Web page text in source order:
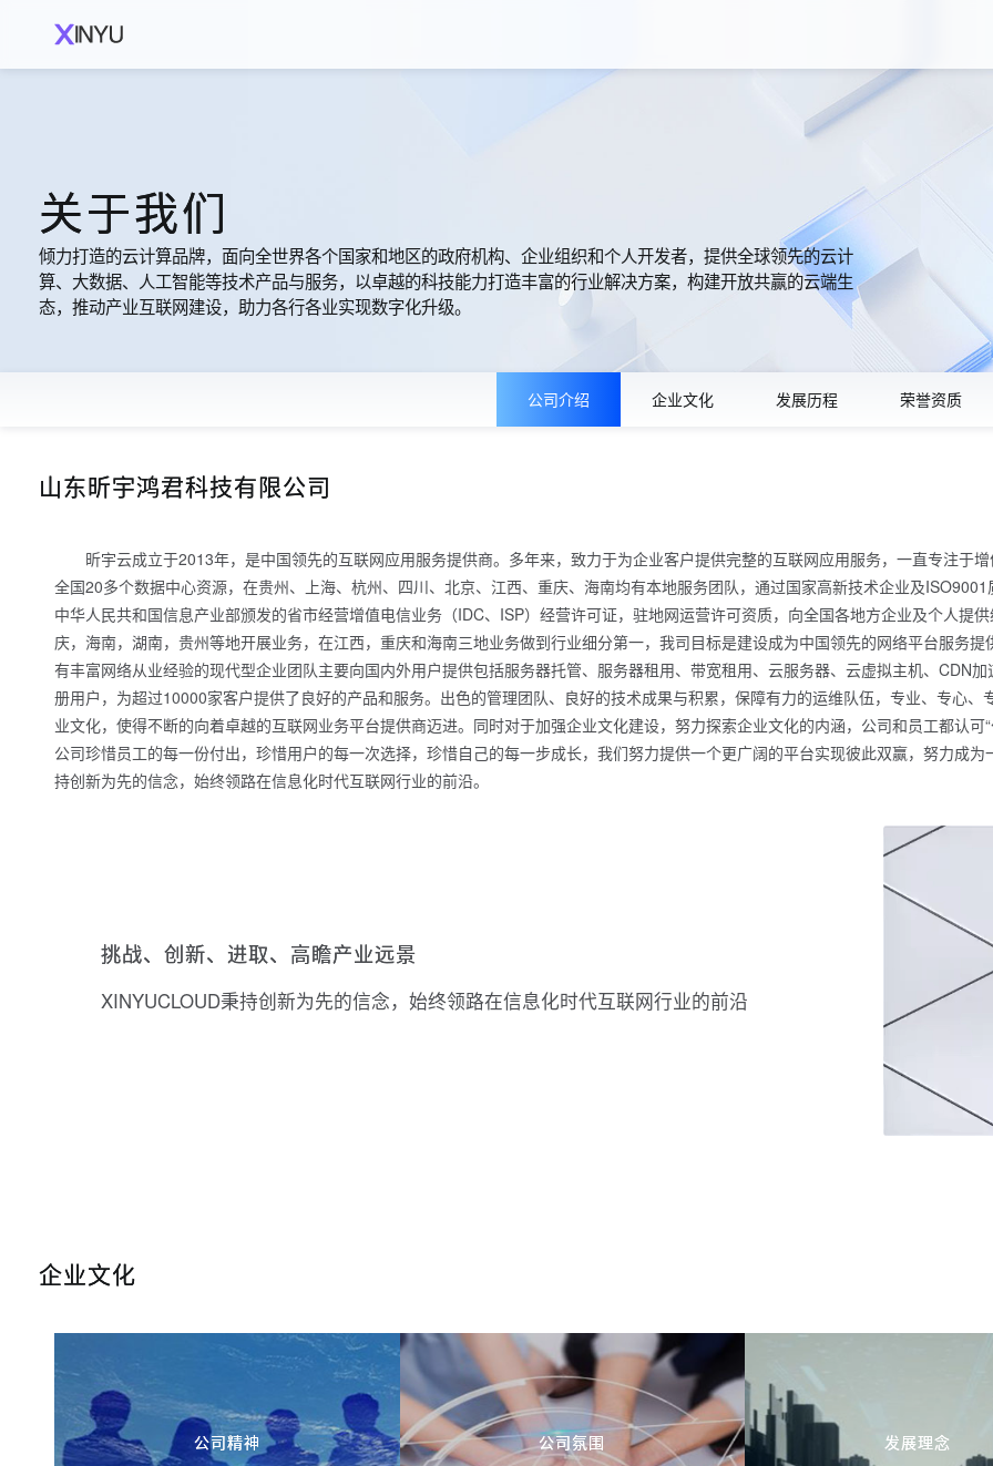
关于我们
倾力打造的云计算品牌，面向全世界各个国家和地区的政府机构、企业组织和个人开发者，提供全球领先的云计
算、大数据、人工智能等技术产品与服务，以卓越的科技能力打造丰富的行业解决方案，构建开放共赢的云端生
态，推动产业互联网建设，助力各行各业实现数字化升级。
公司介绍 企业文化 发展历程 荣誉资质
山东昕宇鸿君科技有限公司
昕宇云成立于2013年，是中国领先的互联网应用服务提供商。多年来，致力于为企业客户提供完整的互联网应用服务，一直专注于
全国20多个数据中心资源，在贵州、上海、杭州、四川、北京、江西、重庆、海南均有本地服务团队，通过国家高新技术企业及
中华人民共和国信息产业部颁发的省市经营增值电信业务（IDC、ISP）经营许可证，驻地网运营许可资质，向全国各地方企业及个人提
庆，海南，湖南，贵州等地开展业务，在江西，重庆和海南三地业务做到行业细分第一，我司目标是建设成为中国领先的网络平台服务
有丰富网络从业经验的现代型企业团队主要向国内外用户提供包括服务器托管、服务器租用、带宽租用、云服务器、云虚拟主机、CDN
册用户，为超过10000家客户提供了良好的产品和服务。出色的管理团队、良好的技术成果与积累，保障有力的运维队伍，专业、专心
业文化，使得不断的向着卓越的互联网业务平台提供商迈进。同时对于加强企业文化建设，努力探索企业文化的内涵，公司和员工都认可
公司珍惜员工的每一份付出，珍惜用户的每一次选择，珍惜自己的每一步成长，我们努力提供一个更广阔的平台实现彼此双赢，努力成
持创新为先的信念，始终领路在信息化时代互联网行业的前沿。
挑战、创新、进取、高瞻产业远景
XINYUCLOUD秉持创新为先的信念，始终领路在信息化时代互联网行业的前沿
企业文化
公司精神 公司氛围 发展理念